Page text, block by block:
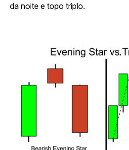
da noite e topo triplo.